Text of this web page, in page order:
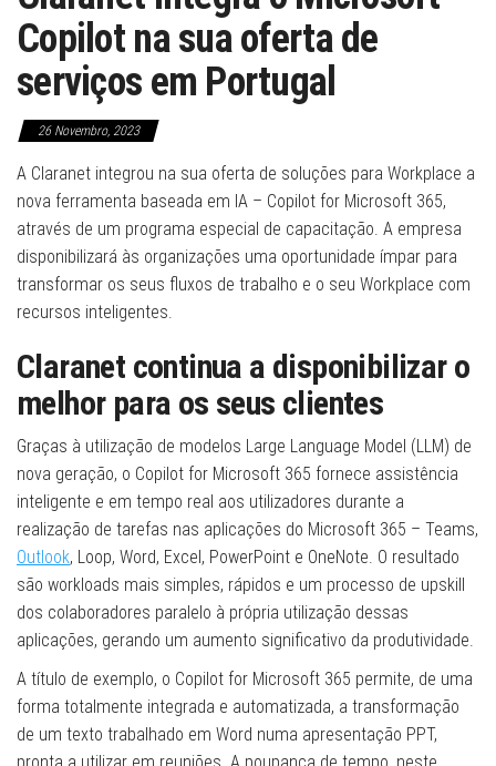
Copilot na sua oferta de
serviços em Portugal
26 Novembro, 2023
A Claranet integrou na sua oferta de soluções para Workplace a
nova ferramenta baseada em IA – Copilot for Microsoft 365,
através de um programa especial de capacitação. A empresa
disponibilizará às organizações uma oportunidade ímpar para
transformar os seus fluxos de trabalho e o seu Workplace com
recursos inteligentes.
Claranet continua a disponibilizar o
melhor para os seus clientes
Graças à utilização de modelos Large Language Model (LLM) de
nova geração, o Copilot for Microsoft 365 fornece assistência
inteligente e em tempo real aos utilizadores durante a
realização de tarefas nas aplicações do Microsoft 365 – Teams,
Outlook, Loop, Word, Excel, PowerPoint e OneNote. O resultado
são workloads mais simples, rápidos e um processo de upskill
dos colaboradores paralelo à própria utilização dessas
aplicações, gerando um aumento significativo da produtividade.
A título de exemplo, o Copilot for Microsoft 365 permite, de uma
forma totalmente integrada e automatizada, a transformação
de um texto trabalhado em Word numa apresentação PPT,